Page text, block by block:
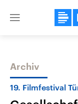
Close
Themen
Archiv
19. Filmfestival